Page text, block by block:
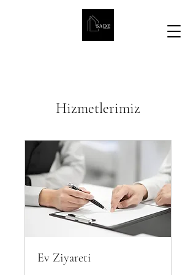
Hizmetlerimiz
Ev Ziyareti